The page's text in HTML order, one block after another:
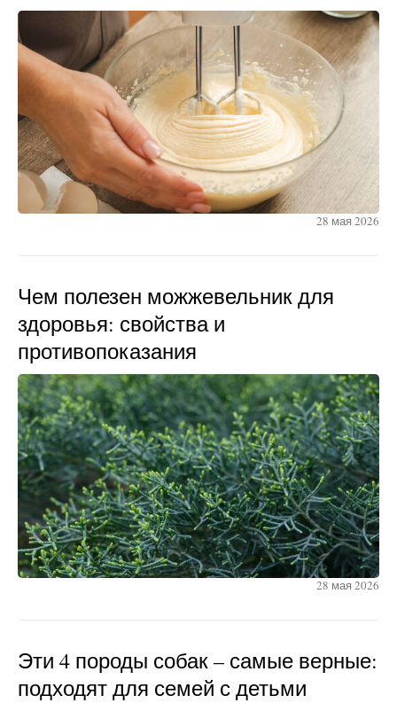
28 мая 2026
Чем полезен можжевельник для
здоровья: свойства и
противопоказания
28 мая 2026
Эти 4 породы собак – самые верные:
подходят для семей с детьми